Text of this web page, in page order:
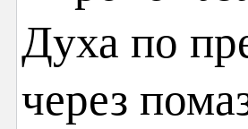
Духа по
через